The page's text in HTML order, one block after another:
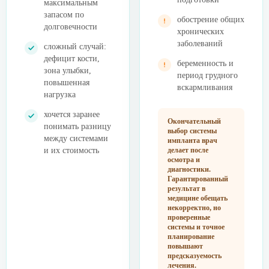
максимальным
запасом по
долговечности
сложный случай:
дефицит кости,
зона улыбки,
повышенная
нагрузка
хочется заранее
понимать разницу
между системами
и их стоимость
обострение общих
хронических
заболеваний
беременность и
период грудного
вскармливания
Окончательный
выбор системы
импланта врач
делает после
осмотра и
диагностики.
Гарантированный
результат в
медицине обещать
некорректно, но
проверенные
системы и точное
планирование
повышают
предсказуемость
лечения.